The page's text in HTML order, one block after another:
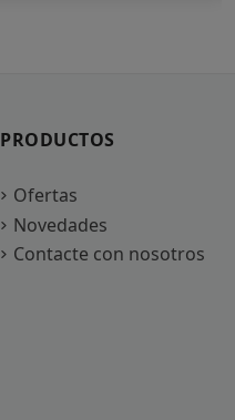
PRODUCTOS
Ofertas
Novedades
Contacte con nosotros